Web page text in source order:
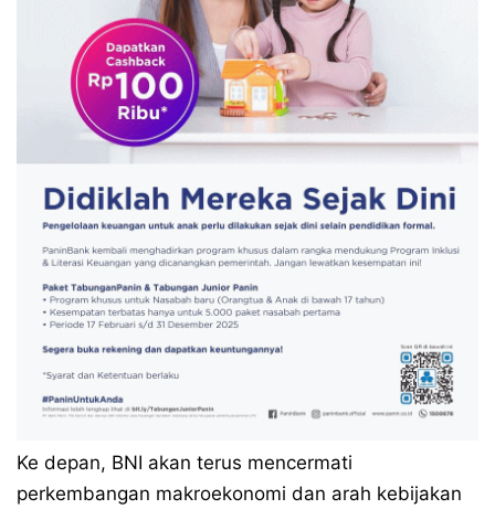
Ke depan, BNI akan terus mencermati
perkembangan makroekonomi dan arah kebijakan